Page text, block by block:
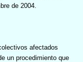
de 2004.
afectados
un procedimiento que